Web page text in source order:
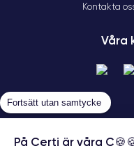
Kontakta
Våra
Fortsätt utan samtycke
På Certi är våra